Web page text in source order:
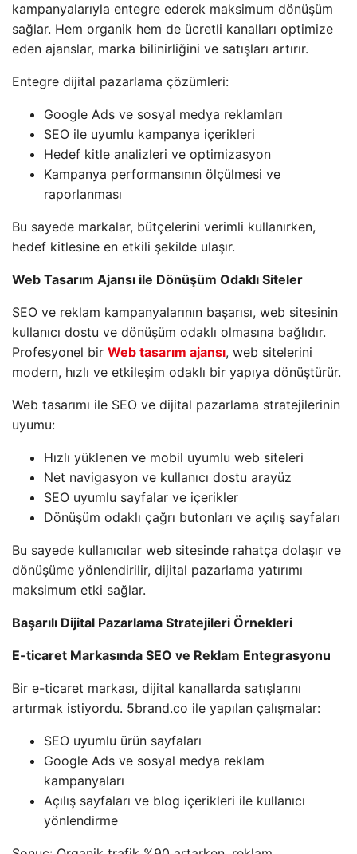
kampanyalarıyla entegre ederek maksimum dönüşüm
sağlar. Hem organik hem de ücretli kanalları optimize
eden ajanslar, marka bilinirliğini ve satışları artırır.
Entegre dijital pazarlama çözümleri:
Google Ads ve sosyal medya reklamları
SEO ile uyumlu kampanya içerikleri
Hedef kitle analizleri ve optimizasyon
Kampanya performansının ölçülmesi ve
raporlanması
Bu sayede markalar, bütçelerini verimli kullanırken,
hedef kitlesine en etkili şekilde ulaşır.
Web Tasarım Ajansı ile Dönüşüm Odaklı Siteler
SEO ve reklam kampanyalarının başarısı, web sitesinin
kullanıcı dostu ve dönüşüm odaklı olmasına bağlıdır.
Profesyonel bir Web tasarım ajansı, web sitelerini
modern, hızlı ve etkileşim odaklı bir yapıya dönüştürür.
Web tasarımı ile SEO ve dijital pazarlama stratejilerinin
uyumu:
Hızlı yüklenen ve mobil uyumlu web siteleri
Net navigasyon ve kullanıcı dostu arayüz
SEO uyumlu sayfalar ve içerikler
Dönüşüm odaklı çağrı butonları ve açılış sayfaları
Bu sayede kullanıcılar web sitesinde rahatça dolaşır ve
dönüşüme yönlendirilir, dijital pazarlama yatırımı
maksimum etki sağlar.
Başarılı Dijital Pazarlama Stratejileri Örnekleri
E-ticaret Markasında SEO ve Reklam Entegrasyonu
Bir e-ticaret markası, dijital kanallarda satışlarını
artırmak istiyordu. 5brand.co ile yapılan çalışmalar:
SEO uyumlu ürün sayfaları
Google Ads ve sosyal medya reklam
kampanyaları
Açılış sayfaları ve blog içerikleri ile kullanıcı
yönlendirme